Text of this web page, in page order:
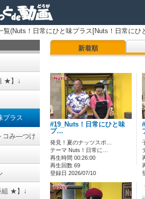
覧(Nuts！日常にひと味プラス[Nuts！日常にひ
★】↓
プラス
コみ―つけ
組 ★】↓
新着順
#19_Nuts！日常にひと味
プ…
発見！夏のナッツスポ…
テーマ Nuts！日常に…
再生時間 00:26:00
再生回数 69
登録日 2026/07/10